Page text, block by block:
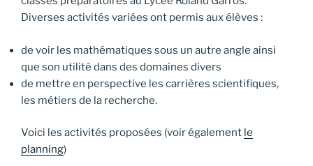
Diverses activités variées ont permis aux élèves :
de voir les mathématiques sous un autre angle ainsi
que son utilité dans des domaines divers
de mettre en perspective les carrières scientifiques,
les métiers de la recherche.
Voici les activités proposées (voir également le
planning)